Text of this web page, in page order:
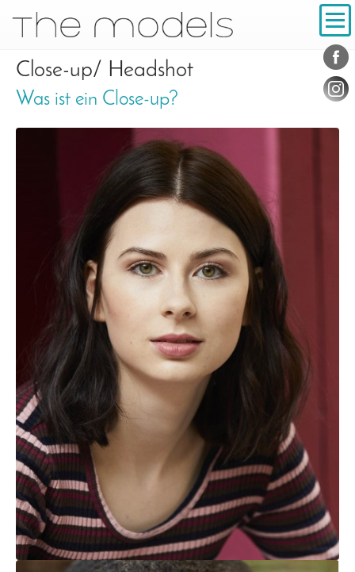
Navigation
Close-up/ Headshot
Was ist ein Close-up?